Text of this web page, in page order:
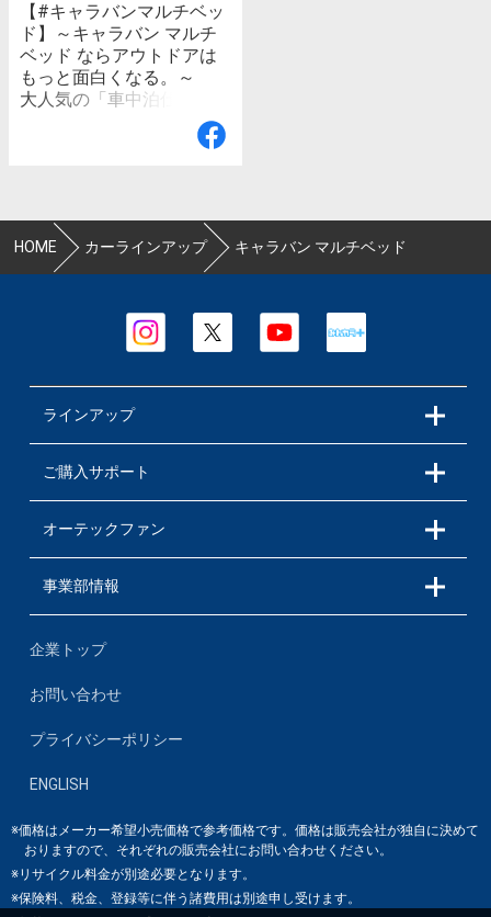
【#キャラバンマルチベッ
ド】～キャラバン マルチ
ベッド ならアウトドアは
もっと面白くなる。～
大人気の「車中泊仕様車」
の一台、キャラバン「マル
チベッド」 一番の特長
ベッドです 幅 1,510mm
/ 奥行き 1,760mm のたっ
ぷりとしたサイズのベッド
休めることが可能 ベッド
の下には高さ350mmもの
ドア用品などの収納スペー
スとして活用できます！
グレードは3タイプをラ
インアップ インテリアの
統一感を演出するため、グ
レミアムGX Outdoor Black
Editionは耐久性に優れたC
ORDURA®*生地を採用し
コントロールを標準装備す
フィールドへの遠征にも最
ベッド ぜひWEBページ
https://www.autech.co.jp/s
html *CORDURA®はイ
ンビスタ社の登録商標です
#キャラバン #キャラバ
ンマルチベッド #車中泊 #
マルチベッド #オグショー
HOME カーラインアップ キャラバン マルチベッド
ラインアップ
ご購入サポート
オーテックファン
事業部情報
企業トップ
お問い合わせ
プライバシーポリシー
ENGLISH
※価格はメーカー希望小売価格で参考価格です。価格は販売会社が独自に決めて
おりますので、それぞれの販売会社にお問い合わせください。
※リサイクル料金が別途必要となります。
※保険料、税金、登録等に伴う諸費用は別途申し受けます。